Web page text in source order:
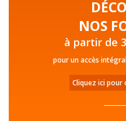
NOS
à partir de
pour un accès
Cliquez ici